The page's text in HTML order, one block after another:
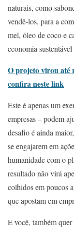
naturais, como
vendê-los, para a
mel, óleo de coco e
economia
O projeto virou até
confira neste link
Este é apenas um
empresas – podem
desafio é ainda
se engajarem em
humanidade com o
resultado não virá
colhidos em poucos
que apostam em
E você, também